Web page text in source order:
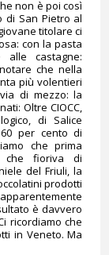
non è poi così
di San Pietro al
titolare ci
con la pasta
castagne:
che nella
più volentieri
di mezzo: la
Oltre CIOCC,
di Salice
60 per cento di
che prima
che fioriva di
del Friuli, la
prodotti
è davvero
ricordiamo che
in Veneto. Ma